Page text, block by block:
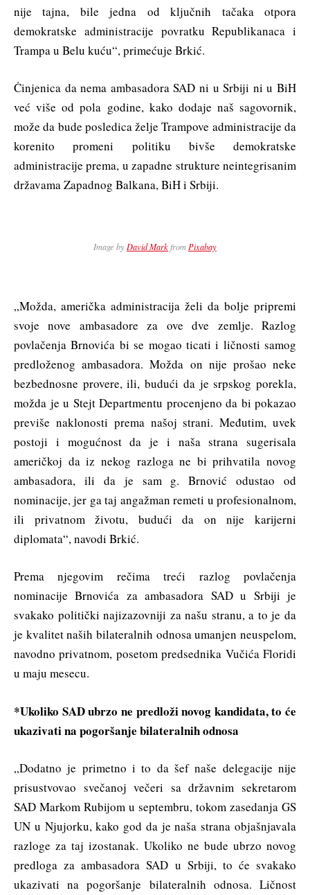
nije tajna, bile jedna od ključnih tačaka otpora
demokratske administracije povratku Republikanaca i
Trampa u Belu kuću“, primećuje Brkić.
Ċinjenica da nema ambasadora SAD ni u Srbiji ni u BiH
već više od pola godine, kako dodaje naš sagovornik,
može da bude posledica želje Trampove administracije da
korenito promeni politiku bivše demokratske
administracije prema, u zapadne strukture neintegrisanim
državama Zapadnog Balkana, BiH i Srbiji.
Image byDavid MarkfromPixabay
„Možda, američka administracija želi da bolje pripremi
svoje nove ambasadore za ove dve zemlje. Razlog
povlačenja Brnovića bi se mogao ticati i ličnosti samog
predloženog ambasadora. Možda on nije prošao neke
bezbednosne provere, ili, budući da je srpskog porekla,
možda je u Stejt Departmentu procenjeno da bi pokazao
previše naklonosti prema našoj strani. Međutim, uvek
postoji i mogućnost da je i naša strana sugerisala
američkoj da iz nekog razloga ne bi prihvatila novog
ambasadora, ili da je sam g. Brnović odustao od
nominacije, jer ga taj angažman remeti u profesionalnom,
ili privatnom životu, budući da on nije karijerni
diplomata“, navodi Brkić.
Prema njegovim rečima treći razlog povlačenja
nominacije Brnovića za ambasadora SAD u Srbiji je
svakako politički najizazovniji za našu stranu, a to je da
je kvalitet naših bilateralnih odnosa umanjen neuspelom,
navodno privatnom, posetom predsednika Vučića Floridi
u maju mesecu.
*Ukoliko SAD ubrzo ne predloži novog kandidata, to će
ukazivati na pogoršanje bilateralnih odnosa
„Dodatno je primetno i to da šef naše delegacije nije
prisustvovao svečanoj večeri sa državnim sekretarom
SAD Markom Rubijom u septembru, tokom zasedanja GS
UN u Njujorku, kako god da je naša strana objašnjavala
razloge za taj izostanak. Ukoliko ne bude ubrzo novog
predloga za ambasadora SAD u Srbiji, to će svakako
ukazivati na pogoršanje bilateralnih odnosa. Ličnost